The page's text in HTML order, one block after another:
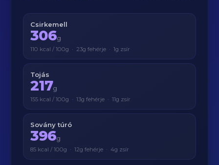
Csirkemell
306g
110 kcal / 100g · 23g fehérje · 1g zsír
Tojás
217g
155 kcal / 100g · 13g fehérje · 11g zsír
Sovány túró
396g
85 kcal / 100g · 12g fehérje · 4g zsír